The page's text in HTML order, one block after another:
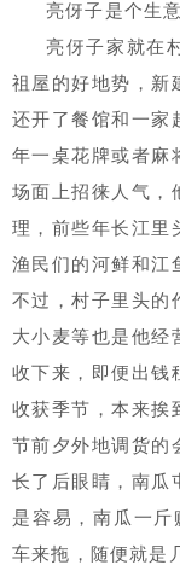
亮伢子是个生意
亮伢子家就在
祖屋的好地势，新
还开了餐馆和一家
年一桌花牌或者麻
场面上招徕人气，
理，前些年长江里
渔民们的河鲜和江
不过，村子里头的
大小麦等也是他经
收下来，即便出钱
收获季节，本来挨
节前夕外地调货的
长了后眼睛，南瓜
是容易，南瓜一
车来拖，随便就是